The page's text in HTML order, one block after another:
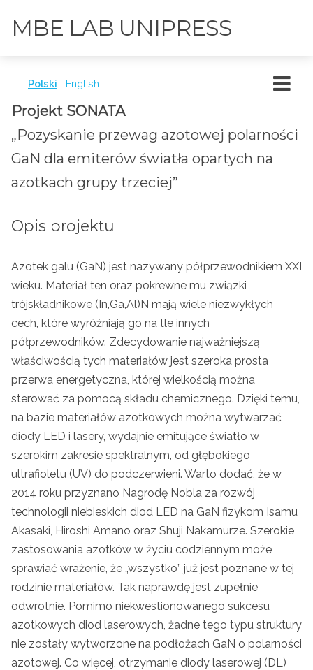
MBE LAB UNIPRESS
Polski English
Projekt SONATA
„Pozyskanie przewag azotowej polarności
GaN dla emiterów światła opartych na
azotkach grupy trzeciej”
Opis projektu
Azotek galu (GaN) jest nazywany półprzewodnikiem XXI
wieku. Materiał ten oraz pokrewne mu związki
trójskładnikowe (In,Ga,Al)N mają wiele niezwykłych
cech, które wyróżniają go na tle innych
półprzewodników. Zdecydowanie najważniejszą
właściwością tych materiałów jest szeroka prosta
przerwa energetyczna, której wielkością można
sterować za pomocą składu chemicznego. Dzięki temu,
na bazie materiałów azotkowych można wytwarzać
diody LED i lasery, wydajnie emitujące światło w
szerokim zakresie spektralnym, od głębokiego
ultrafioletu (UV) do podczerwieni. Warto dodać, że w
2014 roku przyznano Nagrodę Nobla za rozwój
technologii niebieskich diod LED na GaN fizykom Isamu
Akasaki, Hiroshi Amano oraz Shuji Nakamurze. Szerokie
zastosowania azotków w życiu codziennym może
sprawiać wrażenie, że „wszystko” już jest poznane w tej
rodzinie materiałów. Tak naprawdę jest zupełnie
odwrotnie. Pomimo niekwestionowanego sukcesu
azotkowych diod laserowych, żadne tego typu struktury
nie zostały wytworzone na podłożach GaN o polarności
azotowej. Co więcej, otrzymanie diody laserowej (DL)